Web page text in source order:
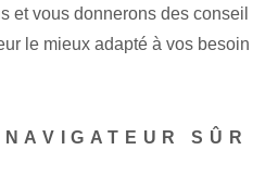
et vous donnerons des conseil
le mieux adapté à vos besoin
SÛR